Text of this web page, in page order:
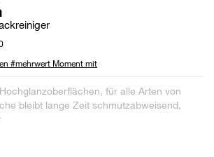
#mehrwert Moment mit
für alle Arten von
bleibt lange Zeit schmutzabweisend,